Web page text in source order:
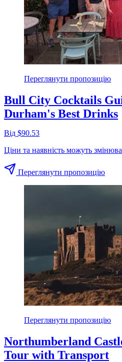
Переглянути пропозицію
Bull City Cocktails
Durham's Best Drinks
Від $90.53
Ціни та наявність можуть
Переглянути пропозицію
Переглянути пропозицію
Northumberland
Tour with Transport